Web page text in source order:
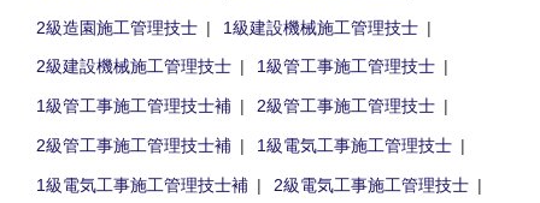
2級造園施工管理技士
1級建設機械施工管理技士
2級建設機械施工管理技士
1級管工事施工管理技士
1級管工事施工管理技士補
2級管工事施工管理技士
2級管工事施工管理技士補
1級電気工事施工管理技士
1級電気工事施工管理技士補
2級電気工事施工管理技士